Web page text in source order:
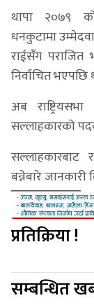
थापा २०७९ को
धनकुटामा
राईसँग पराजित
निर्वाचित
अब
सल्लाहकारको
सल्लाहकारबाट
बन्नेबारे
प्रतिक्रिया !
सम्बन्धित